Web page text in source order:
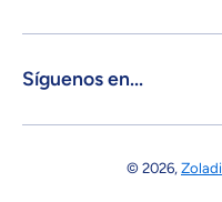
Síguenos en...
© 2026,Zoladi